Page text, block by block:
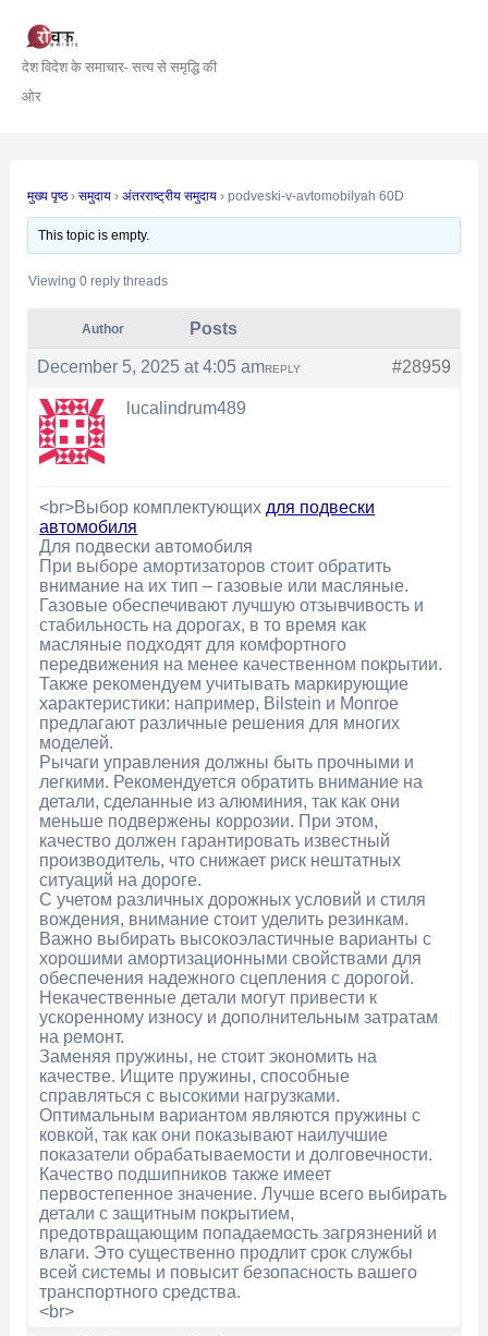
content
देश विदेश के समाचार- सत्य से समृद्धि की
ओर
मुख्य पृष्ठ › समुदाय › अंतरराष्ट्रीय समुदाय › podveski-v-avtomobilyah 60D
This topic is empty.
Viewing 0 reply threads
Author Posts
December 5, 2025 at 4:05 am #28959
REPLY
lucalindrum489
<br>Выбор комплектующих для подвески
автомобиля
Для подвески автомобиля
При выборе амортизаторов стоит обратить
внимание на их тип – газовые или масляные.
Газовые обеспечивают лучшую отзывчивость и
стабильность на дорогах, в то время как
масляные подходят для комфортного
передвижения на менее качественном покрытии.
Также рекомендуем учитывать маркирующие
характеристики: например, Bilstein и Monroe
предлагают различные решения для многих
моделей.
Рычаги управления должны быть прочными и
легкими. Рекомендуется обратить внимание на
детали, сделанные из алюминия, так как они
меньше подвержены коррозии. При этом,
качество должен гарантировать известный
производитель, что снижает риск нештатных
ситуаций на дороге.
С учетом различных дорожных условий и стиля
вождения, внимание стоит уделить резинкам.
Важно выбирать высокоэластичные варианты с
хорошими амортизационными свойствами для
обеспечения надежного сцепления с дорогой.
Некачественные детали могут привести к
ускоренному износу и дополнительным затратам
на ремонт.
Заменяя пружины, не стоит экономить на
качестве. Ищите пружины, способные
справляться с высокими нагрузками.
Оптимальным вариантом являются пружины с
ковкой, так как они показывают наилучшие
показатели обрабатываемости и долговечности.
Качество подшипников также имеет
первостепенное значение. Лучше всего выбирать
детали с защитным покрытием,
предотвращающим попадаемость загрязнений и
влаги. Это существенно продлит срок службы
всей системы и повысит безопасность вашего
транспортного средства.
<br>
navigation